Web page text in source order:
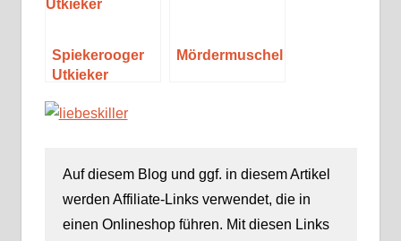
Spiekerooger
Utkieker
Mördermuschel
Auf diesem Blog und ggf. in diesem Artikel
werden Affiliate-Links verwendet, die in
einen Onlineshop führen. Mit diesen Links